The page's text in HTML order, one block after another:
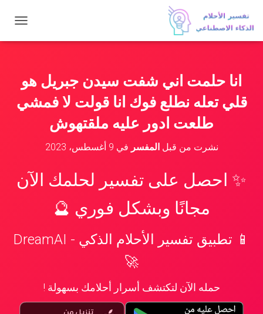
ب
ت
انا حلمت اني شفت سيدن جبريل هو
قلي تعله نطلع فوك انا قولت لا فمشي
طلعت ادور عليه ملقتهوش
نشرت من قبلالمفسر في 9 أغسطس، 2023
✨ احصل على تفسير لحلمك الآن
مجانًا وبشكل فوري 🔮
📱 تطبيق تفسير الأحلام الذكي - DreamAI
🚀
حمله الآن لتكتشف أسرار أحلامك بسهولة !